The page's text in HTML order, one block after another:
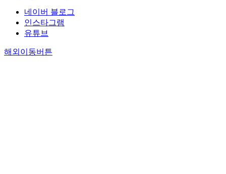
네이버 블로그
인스타그램
유튜브
해외이동버튼